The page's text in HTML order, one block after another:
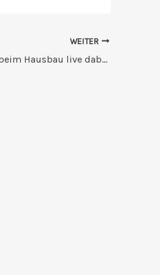
WEITER
Mit der webcam beim Hausbau live dabei!